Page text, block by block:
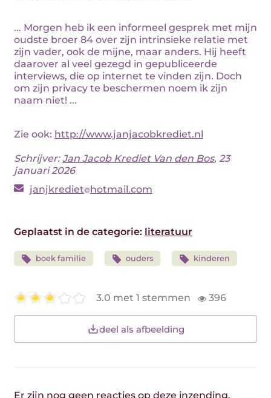
... Morgen heb ik een informeel gesprek met mijn
oudste broer 84 over zijn intrinsieke relatie met
zijn vader, ook de mijne, maar anders. Hij heeft
daarover al veel gezegd in gepubliceerde
interviews, die op internet te vinden zijn. Doch
om zijn privacy te beschermen noem ik zijn
naam niet! ...
Zie ook: http://www.janjacobkrediet.nl
Schrijver:Jan Jacob Krediet Van den Bos, 23
januari 2026
janjkrediet hotmail.com
Geplaatst in de categorie: literatuur
boek familie ouders kinderen
3.0 met 1 stemmen 396
deel als afbeelding
Er zijn nog geen reacties op deze inzending.